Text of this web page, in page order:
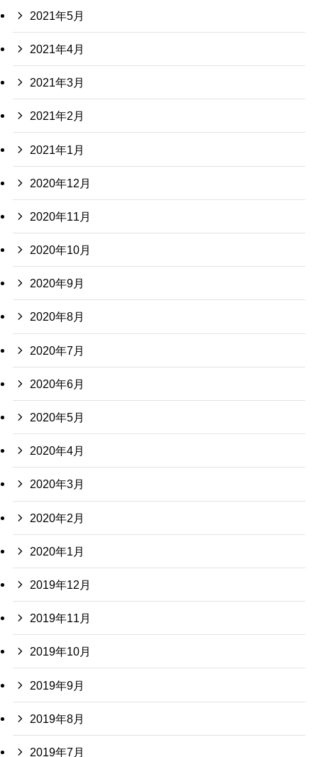
2021年5月
2021年4月
2021年3月
2021年2月
2021年1月
2020年12月
2020年11月
2020年10月
2020年9月
2020年8月
2020年7月
2020年6月
2020年5月
2020年4月
2020年3月
2020年2月
2020年1月
2019年12月
2019年11月
2019年10月
2019年9月
2019年8月
2019年7月